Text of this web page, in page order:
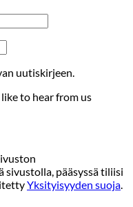
uutiskirjeen.
to hear from us
sivustolla, pääsyssä tiliisi
Yksityisyyden suoja